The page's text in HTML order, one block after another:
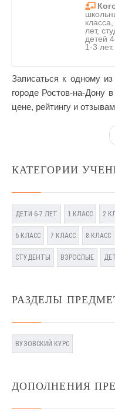
лет,
детей
1-3 лет.
Записаться к одному
городе Ростов-на-Дону
цене, рейтингу и
КАТЕГОРИИ
ДЕТИ 6-7 ЛЕТ 1 КЛАСС 2
6 КЛАСС 7 КЛАСС 8 КЛАСС
СТУДЕНТЫ ВЗРОСЛЫЕ
РАЗДЕЛЫ
ВУЗОВСКИЙ КУРС
ДОПОЛНЕНИЯ